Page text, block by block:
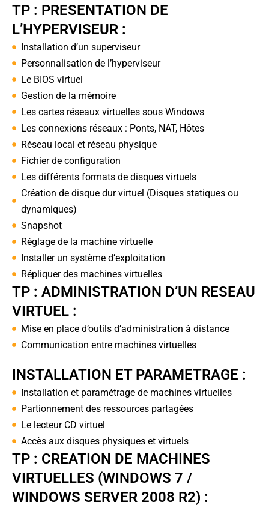
TP : PRESENTATION DE
L’HYPERVISEUR :
Installation d’un superviseur
Personnalisation de l’hyperviseur
Le BIOS virtuel
Gestion de la mémoire
Les cartes réseaux virtuelles sous Windows
Les connexions réseaux : Ponts, NAT, Hôtes
Réseau local et réseau physique
Fichier de configuration
Les différents formats de disques virtuels
Création de disque dur virtuel (Disques statiques ou
dynamiques)
Snapshot
Réglage de la machine virtuelle
Installer un système d’exploitation
Répliquer des machines virtuelles
TP : ADMINISTRATION D’UN RESEAU
VIRTUEL :
Mise en place d’outils d’administration à distance
Communication entre machines virtuelles
INSTALLATION ET PARAMETRAGE :
Installation et paramétrage de machines virtuelles
Partionnement des ressources partagées
Le lecteur CD virtuel
Accès aux disques physiques et virtuels
TP : CREATION DE MACHINES
VIRTUELLES (WINDOWS 7 /
WINDOWS SERVER 2008 R2) :